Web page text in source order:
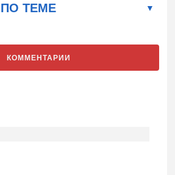
ТЕМЕ
КОММЕНТАРИИ